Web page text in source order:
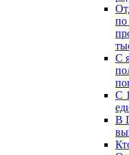
по
С
С
В